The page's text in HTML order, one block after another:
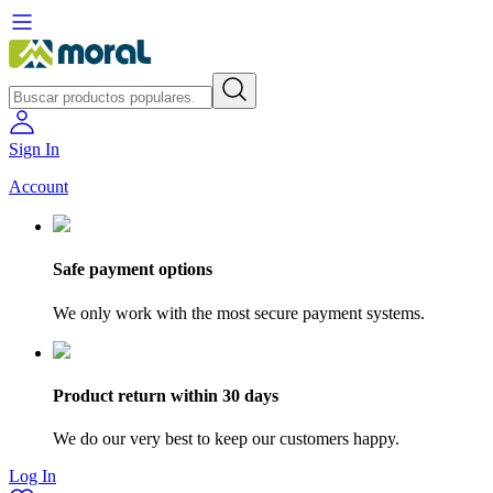
Sign In
Account
Safe payment options
We only work with the most secure payment systems.
Product return within 30 days
We do our very best to keep our customers happy.
Log In